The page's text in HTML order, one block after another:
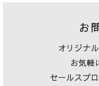
お
オリジナ
お気軽
セールスプ